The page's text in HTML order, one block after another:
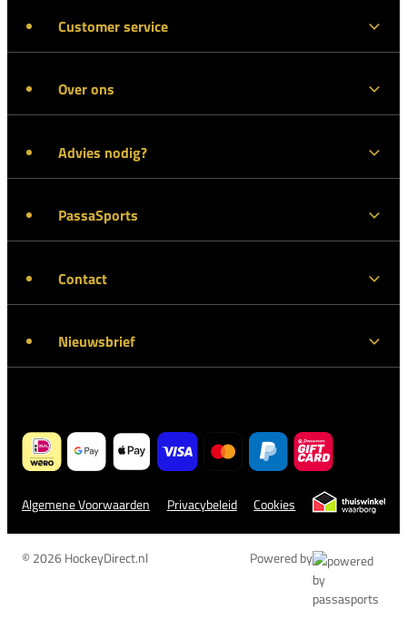
Customer service
Over ons
Advies nodig?
PassaSports
Contact
Nieuwsbrief
Algemene Voorwaarden Privacybeleid Cookies
© 2026 HockeyDirect.nl Powered by